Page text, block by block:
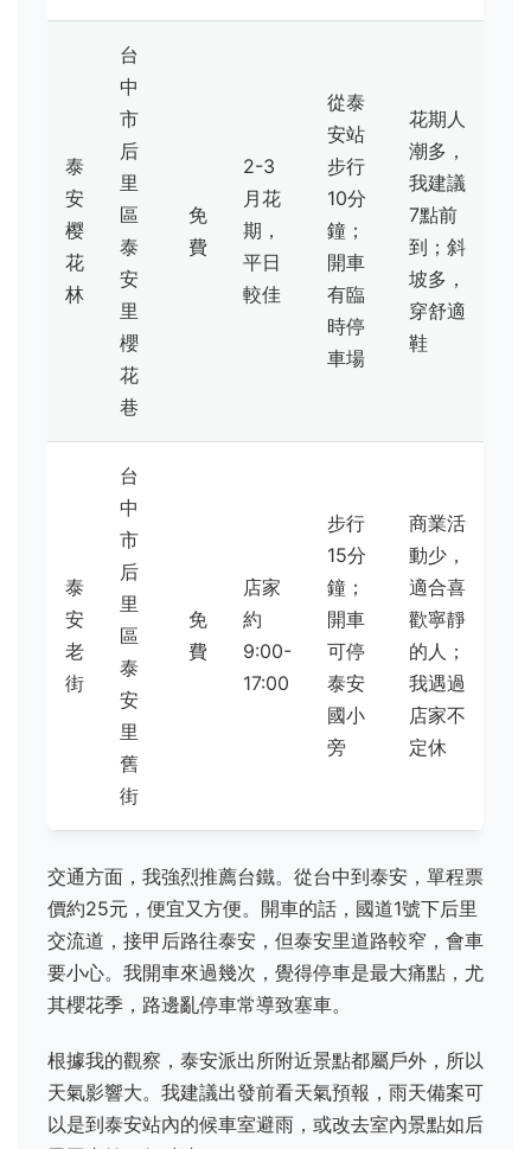
泰
安
樱
花
林
台
中
市
后
里
區
泰
安
里
櫻
花
巷
免
費
2-3
月花
期，
平日
較佳
從泰
安站
步行
10分
鐘；
開車
有臨
時停
車場
花期人
潮多，
我建議
7點前
到；斜
坡多，
穿舒適
鞋
泰
安
老
街
台
中
市
后
里
區
泰
安
里
舊
街
免
費
店家
約
9:00-
17:00
步行
15分
鐘；
開車
可停
泰安
國小
旁
商業活
動少，
適合喜
歡寧靜
的人；
我遇過
店家不
定休
交通方面，我強烈推薦台鐵。從台中到泰安，單程票
價約25元，便宜又方便。開車的話，國道1號下后里
交流道，接甲后路往泰安，但泰安里道路較窄，會車
要小心。我開車來過幾次，覺得停車是最大痛點，尤
其櫻花季，路邊亂停車常導致塞車。
根據我的觀察，泰安派出所附近景點都屬戶外，所以
天氣影響大。我建議出發前看天氣預報，雨天備案可
以是到泰安站內的候車室避雨，或改去室內景點如后